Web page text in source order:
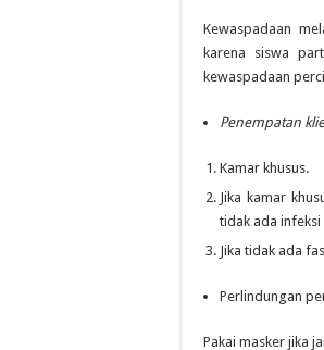
Kewaspadaan
karena siswa
kewaspadaan
Penempatan
Kamar khusus.
Jika kamar
tidak ada infeksi
Jika tidak ada
Perlindungan
Pakai masker jika